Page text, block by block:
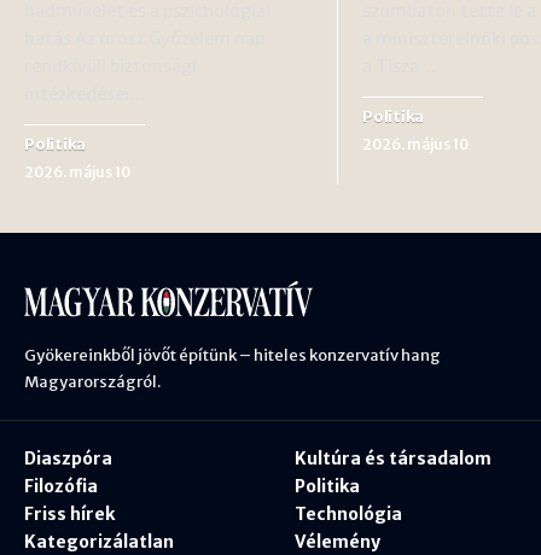
Politika
2026. május 10
Politika
2026. május 10
Gyökereinkből jövőt építünk – hiteles konzervatív hang
Magyarországról.
Diaszpóra
Filozófia
Friss hírek
Kategorizálatlan
Kultúra és társadalom
Politika
Technológia
Vélemény